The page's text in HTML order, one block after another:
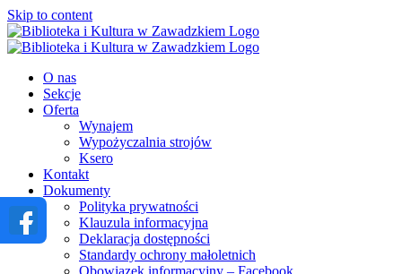
Skip to content
O nas
Sekcje
Oferta
Wynajem
Wypożyczalnia strojów
Ksero
Kontakt
Dokumenty
Polityka prywatności
Klauzula informacyjna
Deklaracja dostępności
Standardy ochrony małoletnich
Obowiązek informacyjny – Facebook